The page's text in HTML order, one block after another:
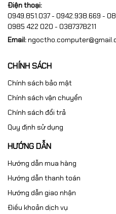
Điện thoại:
0949.851.037 - 0942.938.669 -
0985 422 020 - 0387378211
Email:
CHÍNH SÁCH
Chính sách bảo mật
Chính sách vận chuyển
Chính sách đổi trả
Quy định sử dụng
HƯỚNG DẪN
Hướng dẫn mua hàng
Hướng dẫn thanh toán
Hướng dẫn giao nhận
Điều khoản dịch vụ